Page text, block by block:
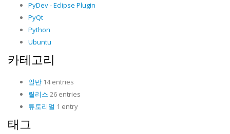
PyDev - Eclipse Plugin
PyQt
Python
Ubuntu
카테고리
일반 14 entries
릴리스 26 entries
튜토리얼 1 entry
태그